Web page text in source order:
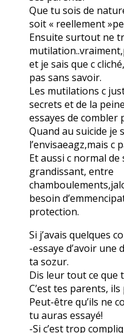
Que tu sois de
soit « reellement
Ensuite surtout ne
et je sais que c
pas sans savoir.
Les mutilations c
secrets et de la
essayes de combler
Quand au suicide je
l’envisaeagz,mais c
Et aussi c normal
grandissant, entre
besoin
protection.
Si j’avais quelques
-essaye d’avoir
ta sozur.
Dis leur tout ce que
C’est tes parents,
Peut-être qu’ils ne
tu auras essayé!
-Si c’est trop